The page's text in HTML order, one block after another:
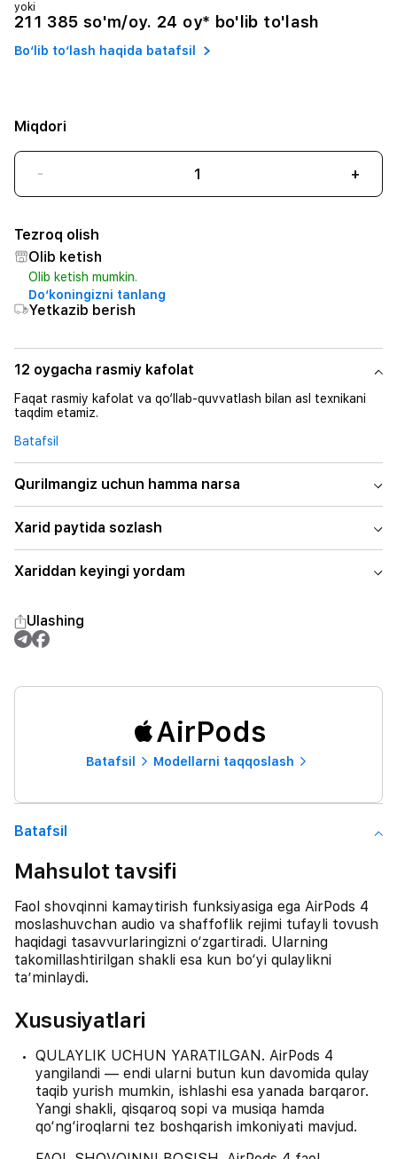
yoki
211 385 so'm/oy. 24 oy* bo'lib to'lash
Bo‘lib to‘lash haqida batafsil
Miqdori
- +
Tezroq olish
Olib ketish
Olib ketish mumkin.
Do‘koningizni tanlang
Yetkazib berish
12 oygacha rasmiy kafolat
Faqat rasmiy kafolat va qo‘llab-quvvatlash bilan asl texnikani
taqdim etamiz.
Batafsil
Qurilmangiz uchun hamma narsa
Xarid paytida sozlash
Xariddan keyingi yordam
Ulashing
AirPods
Batafsil Modellarni taqqoslash
Batafsil
Mahsulot tavsifi
Faol shovqinni kamaytirish funksiyasiga ega AirPods 4
moslashuvchan audio va shaffoflik rejimi tufayli tovush
haqidagi tasavvurlaringizni o‘zgartiradi. Ularning
takomillashtirilgan shakli esa kun bo‘yi qulaylikni
ta’minlaydi.
Xususiyatlari
QULAYLIK UCHUN YARATILGAN. AirPods 4
yangilandi — endi ularni butun kun davomida qulay
taqib yurish mumkin, ishlashi esa yanada barqaror.
Yangi shakli, qisqaroq sopi va musiqa hamda
qo‘ng‘iroqlarni tez boshqarish imkoniyati mavjud.